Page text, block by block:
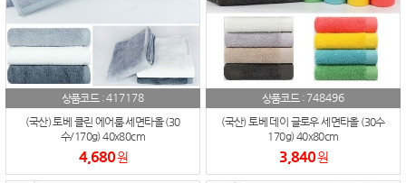
상품코드 :417178
(국산) 토베 클린 에어룸 세면타올 (30
수/170g) 40x80cm
4,680원
상품코드 : 748496
(국산) 토베 데이 글로우 세면타올 (30수
170g) 40x80cm
3,840원